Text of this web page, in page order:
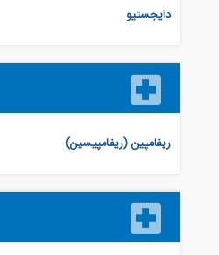
دایجستیو
ریفامپین (ریفامپیسین)